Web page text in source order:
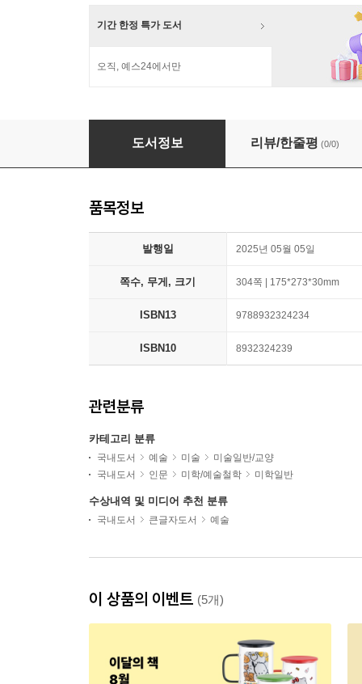
기간 한정 특가 도서
오직, 예스24에서만
현존의 아름다움 (큰글자도서)
도서정보 리뷰/한줄평 (0/0)
품목정보
발행일 2025년 05월 05일
쪽수, 무게, 크기 304쪽 | 175*273*30mm
ISBN13 9788932324234
ISBN10 8932324239
관련분류
카테고리 분류
국내도서 예술 미술
미술일반/교양
국내도서
인문 미학/예술철학 미학일반
수상내역 및 미디어 추천 분류
국내도서 큰글자도서 예술
이 상품의 이벤트 (5개)